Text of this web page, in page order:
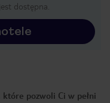
dostępna.
pozwoli Ci w pełni